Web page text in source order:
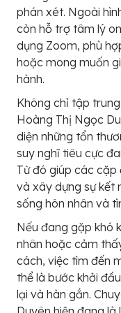
phán xét. Ngoài
còn hỗ trợ tâm lý
dụng Zoom, phù
hoặc mong muốn
hành.
Không chỉ tập
Hoàng Thị Ngọc
diện những tổn
suy nghĩ tiêu cực
Từ đó giúp các cặp
và xây dựng sự kết
sống hôn nhân và
Nếu đang gặp khó
nhân hoặc cảm
cách, việc tìm đến
thể là bước khởi
lại và hàn gắn.